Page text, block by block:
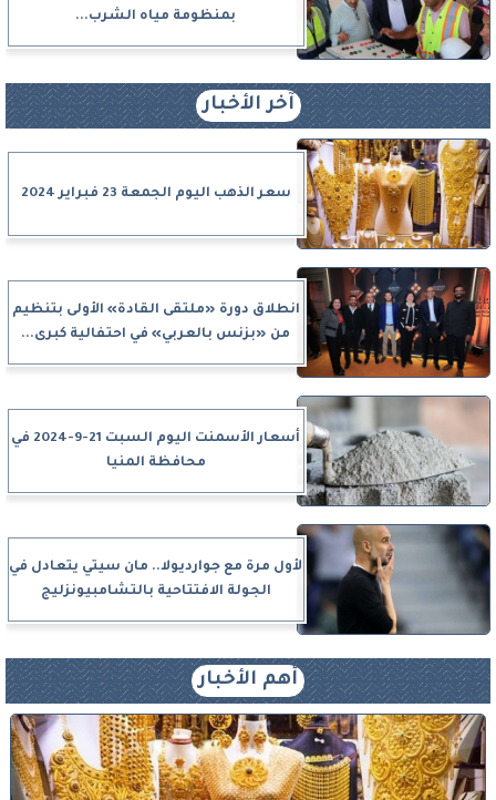
بمنظومة مياه الشرب...
آخر الأخبار
سعر الذهب اليوم الجمعة 23 فبراير 2024
انطلاق دورة «ملتقى القادة» الأولى بتنظيم
من «بزنس بالعربي» في احتفالية كبرى...
أسعار الأسمنت اليوم السبت 21-9-2024 في
محافظة المنيا
لأول مرة مع جوارديولا.. مان سيتي يتعادل في
الجولة الافتتاحية بالتشامبيونزليج
أهم الأخبار